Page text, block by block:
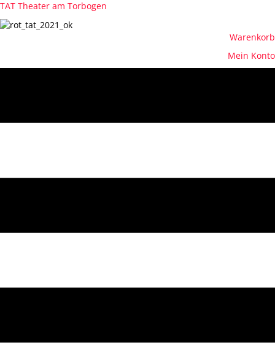
TAT Theater am Torbogen
Warenkorb
Mein Konto